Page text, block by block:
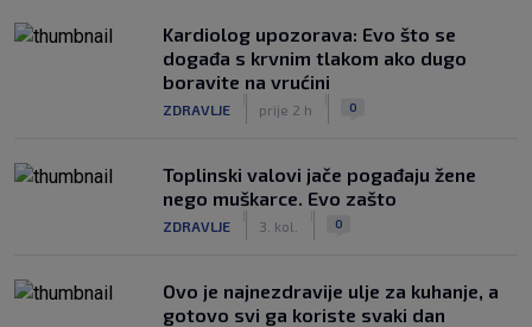
Kardiolog upozorava: Evo što se
događa s krvnim tlakom ako dugo
boravite na vrućini
ZDRAVLJE prije 2 h 0
Toplinski valovi jače pogađaju žene
nego muškarce. Evo zašto
ZDRAVLJE 3. kol. 0
Ovo je najnezdravije ulje za kuhanje, a
gotovo svi ga koriste svaki dan